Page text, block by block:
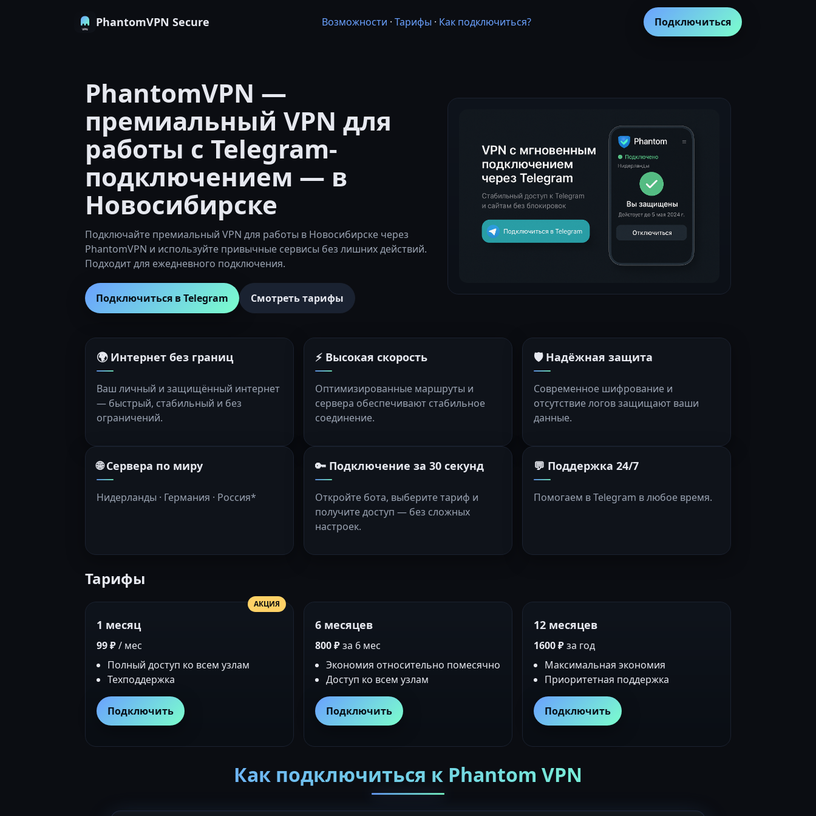
PhantomVPN Secure Возможности · Тарифы · Как подключиться? Подключиться
PhantomVPN —
премиальный VPN для
работы с Telegram-
подключением — в
Новосибирске
Подключайте премиальный VPN для работы в Новосибирске через
PhantomVPN и используйте привычные сервисы без лишних действий.
Подходит для ежедневного подключения.
Подключиться в Telegram Смотреть тарифы
🌍 Интернет без границ
Ваш личный и защищённый интернет
— быстрый, стабильный и без
ограничений.
⚡ Высокая скорость
Оптимизированные маршруты и
сервера обеспечивают стабильное
соединение.
🛡️ Надёжная защита
Современное шифрование и
отсутствие логов защищают ваши
данные.
🌐 Сервера по миру
Нидерланды · Германия · Россия*
🔑 Подключение за 30 секунд
Откройте бота, выберите тариф и
получите доступ — без сложных
настроек.
💬 Поддержка 24/7
Помогаем в Telegram в любое время.
Тарифы
АКЦИЯ
1 месяц
99 ₽/ мес
Полный доступ ко всем узлам
Техподдержка
Подключить
6 месяцев
800 ₽за 6 мес
Экономия относительно помесячно
Доступ ко всем узлам
Подключить
12 месяцев
1600 ₽за год
Максимальная экономия
Приоритетная поддержка
Подключить
Как подключиться к Phantom VPN